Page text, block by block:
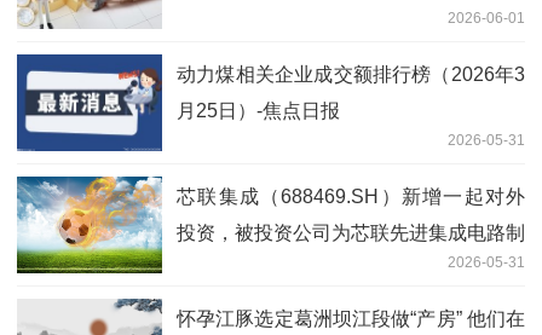
2026-06-01
动力煤相关企业成交额排行榜（2026年3
月25日）-焦点日报
2026-05-31
芯联集成（688469.SH）新增一起对外
投资，被投资公司为芯联先进集成电路制
2026-05-31
怀孕江豚选定葛洲坝江段做“产房” 他们在